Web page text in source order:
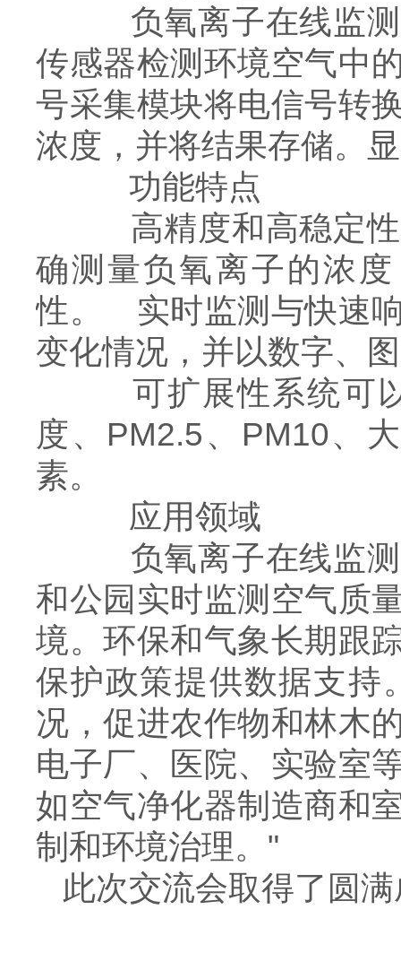
负氧离子在线监测
传感器检测环境空气中
号采集模块将电信号转
浓度，并将结果存储。
功能特点
高精度和高稳定性
确测量负氧离子的浓
性。 实时监测与快速
变化情况，并以数字、
可扩展性系统可以
度、PM2.5、PM10、
素。
应用领域
负氧离子在线监测
和公园实时监测空气质
境。环保和气象长期跟
保护政策提供数据支持
况，促进农作物和林木
电子厂、医院、实验室
如空气净化器制造商和
制和环境治理。"
此次交流会取得了圆